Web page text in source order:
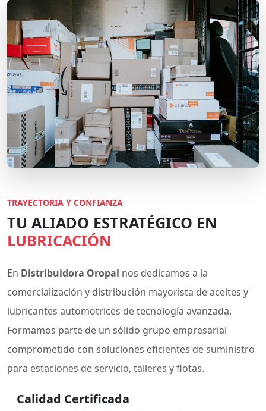
TRAYECTORIA Y CONFIANZA
TU ALIADO ESTRATÉGICO EN
LUBRICACIÓN
En Distribuidora Oropal nos dedicamos a la
comercialización y distribución mayorista de aceites y
lubricantes automotrices de tecnología avanzada.
Formamos parte de un sólido grupo empresarial
comprometido con soluciones eficientes de suministro
para estaciones de servicio, talleres y flotas.
Calidad Certificada